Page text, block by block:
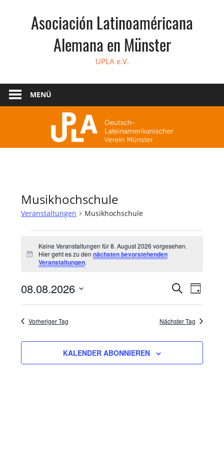
Asociación Latinoaméricana
Alemana en Münster
UPLA e.V.
MENÜ
Musikhochschule
Veranstaltungen Musikhochschule
Veranstaltungen
für
August
2026
Hinweis
Keine Veranstaltungen für 8. August 2026 vorgesehen.
Hier geht es zu den nächsten bevorstehenden
Veranstaltungen.
Suche
und
SUCHE
TAG
08.08.2026
Datum
wählen.
Vorheriger Tag Nächster Tag
KALENDER ABONNIEREN